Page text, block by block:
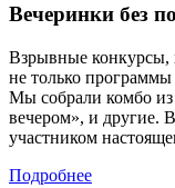
Вечеринки без
Взрывные конкурсы,
не только
Мы собрали комбо
вечером», и другие.
участником
Подробнее